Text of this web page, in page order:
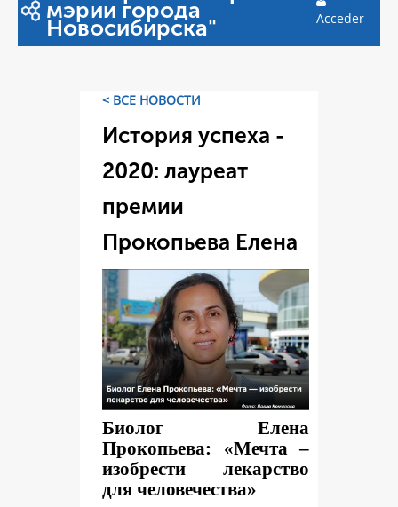
мэрии города
Новосибирска" Acceder
< ВСЕ НОВОСТИ
История успеха -
2020: лауреат
премии
Прокопьева Елена
Биолог Елена
Прокопьева: «Мечта –
изобрести лекарство
для человечества»